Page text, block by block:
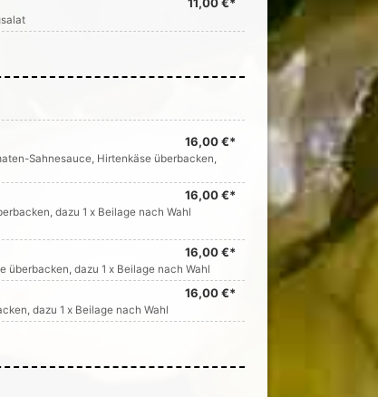
16,00 €*
Sahnesauce, Hirtenkäse überbacken,
16,00 €*
dazu 1 x Beilage nach Wahl
16,00 €*
dazu 1 x Beilage nach Wahl
16,00 €*
dazu 1 x Beilage nach Wahl